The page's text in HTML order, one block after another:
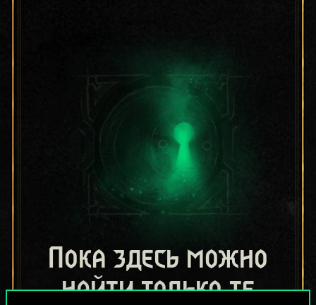
Пока здесь можно
найти только те